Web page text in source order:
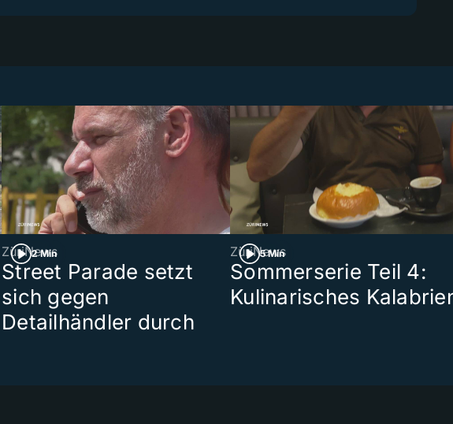
2 Min
ZüriNews
Street Parade setzt
sich gegen
Detailhändler durch
5 Min
ZüriNews
Sommerserie Teil 4:
Kulinarisches